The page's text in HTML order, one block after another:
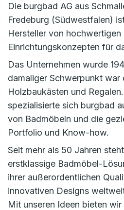
Die burgbad AG aus
Fredeburg (Südwestfalen)
Hersteller von
Einrichtungskonzepten für
Das Unternehmen wurde
damaliger Schwerpunkt
Holzbaukästen und
spezialisierte sich burgbad
von Badmöbeln und die
Portfolio und Know-how.
Seit mehr als 50 Jahren
erstklassige Badmöbel-
ihrer außerordentlichen
innovativen Designs
Mit unseren Ideen bieten wir